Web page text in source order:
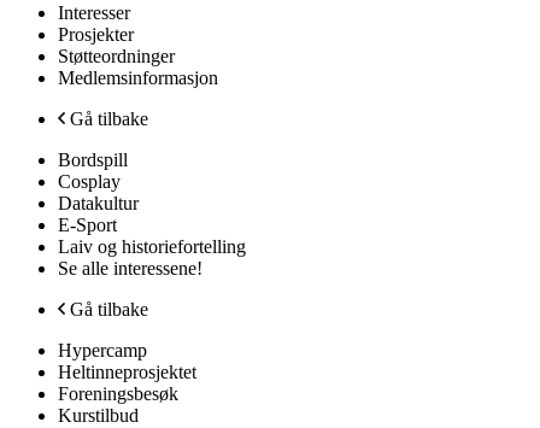
Interesser
Prosjekter
Støtteordninger
Medlemsinformasjon
Gå tilbake
Bordspill
Cosplay
Datakultur
E-Sport
Laiv og historiefortelling
Se alle interessene!
Gå tilbake
Hypercamp
Heltinneprosjektet
Foreningsbesøk
Kurstilbud